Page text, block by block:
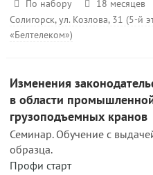
По набору
18 месяцев
Солигорск, ул. Козлова, 31 (5-й
«Белтелеком»)
Изменения
в области
грузоподъемных кранов
Семинар. Обучение с
образца.
Профи старт